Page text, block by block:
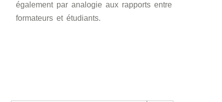
également par analogie aux rapports entre
formateurs et étudiants.